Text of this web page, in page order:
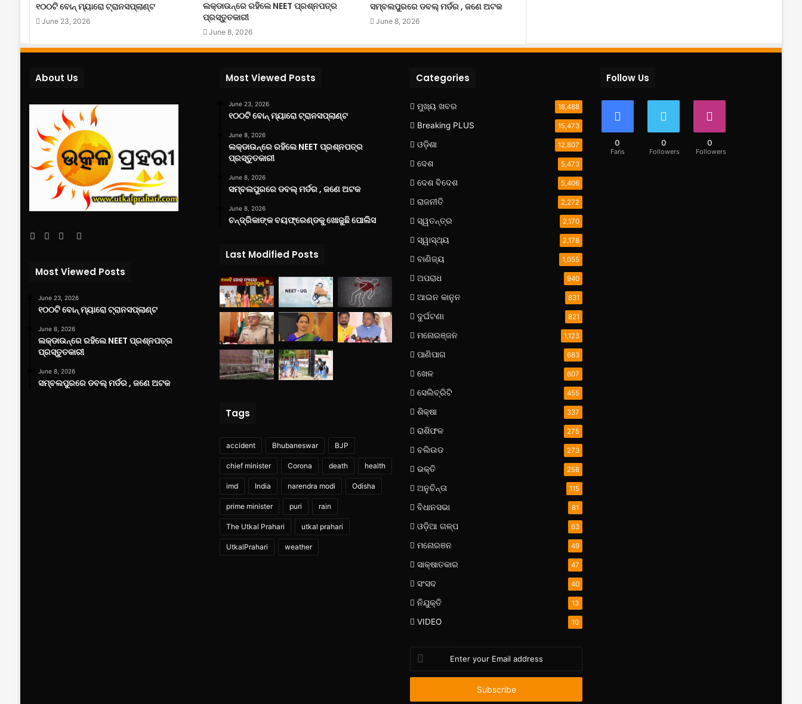
୧୦୦ଟି ବୋନ୍ ମ୍ୟାରୋ ଟ୍ରାନସପ୍ଲାଣ୍ଟ
June 23, 2026
ଲକ୍‌ଡାଉନ୍‌ରେ ରହିଲେ NEET ପ୍ରଶ୍ନପତ୍ର
ପ୍ରସ୍ତୁତକାରୀ
June 8, 2026
ସମ୍ବଲପୁରରେ ଡବଲ୍ ମର୍ଡର , ଜଣେ ଅଟକ
June 8, 2026
About Us
Facebook
TwitterYouTube
Most Viewed Posts
June 23, 2026
୧୦୦ଟି ବୋନ୍ ମ୍ୟାରୋ ଟ୍ରାନସପ୍ଲାଣ୍ଟ
June 8, 2026
ଲକ୍‌ଡାଉନ୍‌ରେ ରହିଲେ NEET ପ୍ରଶ୍ନପତ୍ର
ପ୍ରସ୍ତୁତକାରୀ
June 8, 2026
ସମ୍ବଲପୁରରେ ଡବଲ୍ ମର୍ଡର , ଜଣେ ଅଟକ
Most Viewed Posts
June 23, 2026
୧୦୦ଟି ବୋନ୍ ମ୍ୟାରୋ ଟ୍ରାନସପ୍ଲାଣ୍ଟ
June 8, 2026
ଲକ୍‌ଡାଉନ୍‌ରେ ରହିଲେ NEET ପ୍ରଶ୍ନପତ୍ର
ପ୍ରସ୍ତୁତକାରୀ
June 8, 2026
ସମ୍ବଲପୁରରେ ଡବଲ୍ ମର୍ଡର , ଜଣେ ଅଟକ
June 8, 2026
ଚନ୍ଦ୍ରିକାଙ୍କ ବୟଫ୍ରେଣ୍ଡକୁ ଖୋଜୁଛି ପୋଲିସ
Last Modified Posts
Tags
accident Bhubaneswar BJP
chief minister Corona death health
imd India narendra modi Odisha
prime minister puri rain
The Utkal Prahari utkal prahari
UtkalPrahari weather
Categories
ମୁଖ୍ୟ ଖବର 18,488
Breaking PLUS 15,473
ଓଡ଼ିଶା 12,807
ଦେଶ 5,473
ଦେଶ ବିଦେଶ 5,406
ରାଜନୀତି 2,272
ସ୍ୱତନ୍ତ୍ର 2,170
ସ୍ୱାସ୍ଥ୍ୟ 2,178
ବାଣିଜ୍ୟ 1,055
ଅପରାଧ 940
ଆଇନ କାନୁନ 831
ଦୁର୍ଘଟଣା 821
ମନୋରଞ୍ଜନ 1,123
ପାଣିପାଗ 683
ଖେଳ 607
ସେଲିବ୍ରିଟି 455
ଶିକ୍ଷା 337
ରାଶିଫଳ 275
ବଲିଉଡ 273
ଭକ୍ତି 258
ଅନୁଚିନ୍ତା 115
ବିଧାନସଭା 81
ଓଡ଼ିଆ ଗଳ୍ପ 63
ମନୋରଞନ 49
ସାକ୍ଷାତକାର 47
ସଂସଦ 40
ନିଯୁକ୍ତି 13
VIDEO 10
your
Email
Follow Us
0
Fans
0
Followers
0
Followers